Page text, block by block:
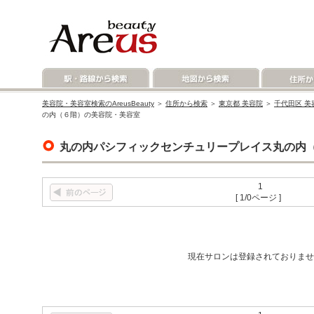
美容院・美容室検索のAreusBeauty ＞ 住所から検索 ＞ 東京都 美容院 ＞ 千代田区 美
の内（６階）の美容院・美容室
丸の内パシフィックセンチュリープレイス丸の内
1
[ 1/0ページ ]
現在サロンは登録されておりま